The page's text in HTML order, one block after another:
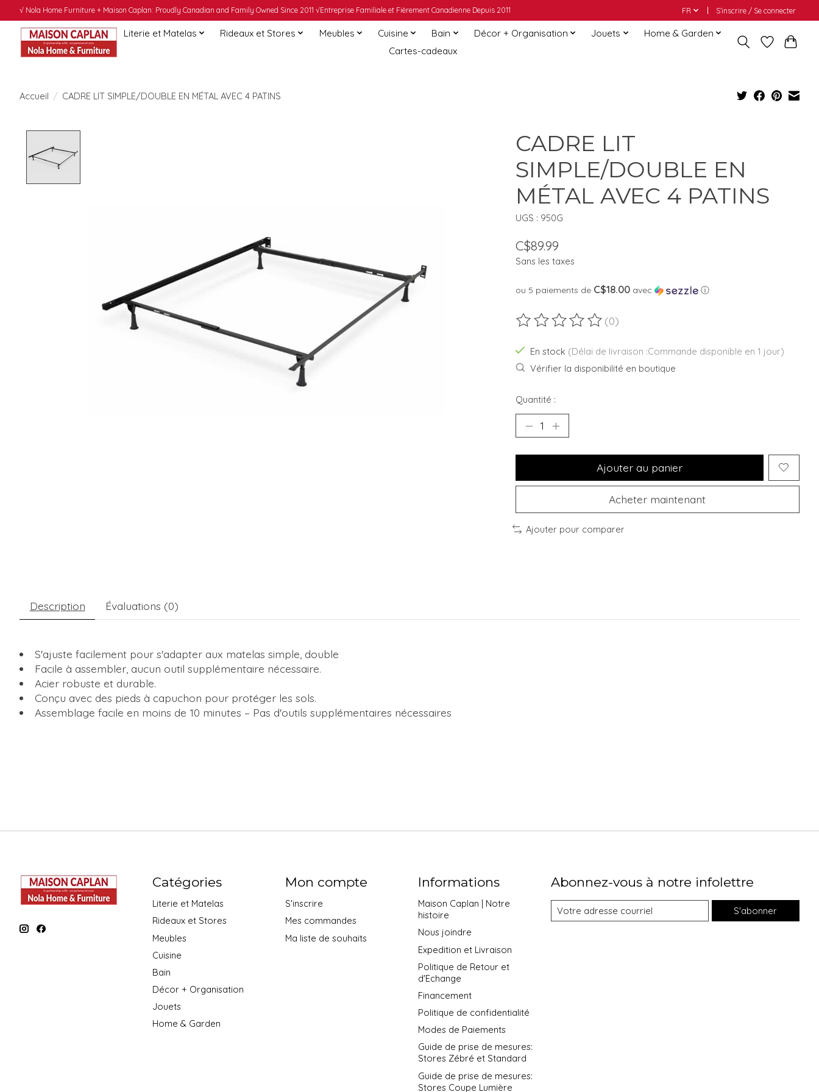
√ Nola Home Furniture + Maison Caplan: Proudly Canadian and Family Owned Since 2011 √Entreprise Familiale et Fièrement Canadienne Depuis 2011 FR S’inscrire / Se connecter
Literie et Matelas Rideaux et Stores Meubles Cuisine Bain Décor + Organisation Jouets
Home & Garden
Cartes-cadeaux
Accueil / CADRE LIT SIMPLE/DOUBLE EN MÉTAL AVEC 4 PATINS
CADRE LIT
SIMPLE/DOUBLE EN
MÉTAL AVEC 4 PATINS
UGS : 950G
C$89.99
Sans les taxes
ou 5 paiements de C$18.00avec ⓘ
Ce produit est évalué à
(0)
En stock (Délai de livraison :Commande disponible en 1 jour)
Vérifier la disponibilité en boutique
Quantité :
Ajouter au panier
Acheter maintenant
Ajouter pour comparer
Description Évaluations (0)
S'ajuste facilement pour s'adapter aux matelas simple, double
Facile à assembler, aucun outil supplémentaire nécessaire.
Acier robuste et durable.
Conçu avec des pieds à capuchon pour protéger les sols.
Assemblage facile en moins de 10 minutes – Pas d'outils supplémentaires nécessaires
Catégories
Literie et Matelas
Rideaux et Stores
Meubles
Cuisine
Bain
Décor + Organisation
Jouets
Home & Garden
Mon compte
S'inscrire
Mes commandes
Ma liste de souhaits
Informations
Maison Caplan | Notre
histoire
Nous joindre
Expedition et Livraison
Politique de Retour et
d'Echange
Financement
Politique de confidentialité
Modes de Paiements
Guide de prise de mesures:
Stores Zébré et Standard
Guide de prise de mesures:
Stores Coupe Lumière
Abonnez-vous à notre infolettre
S'abonner